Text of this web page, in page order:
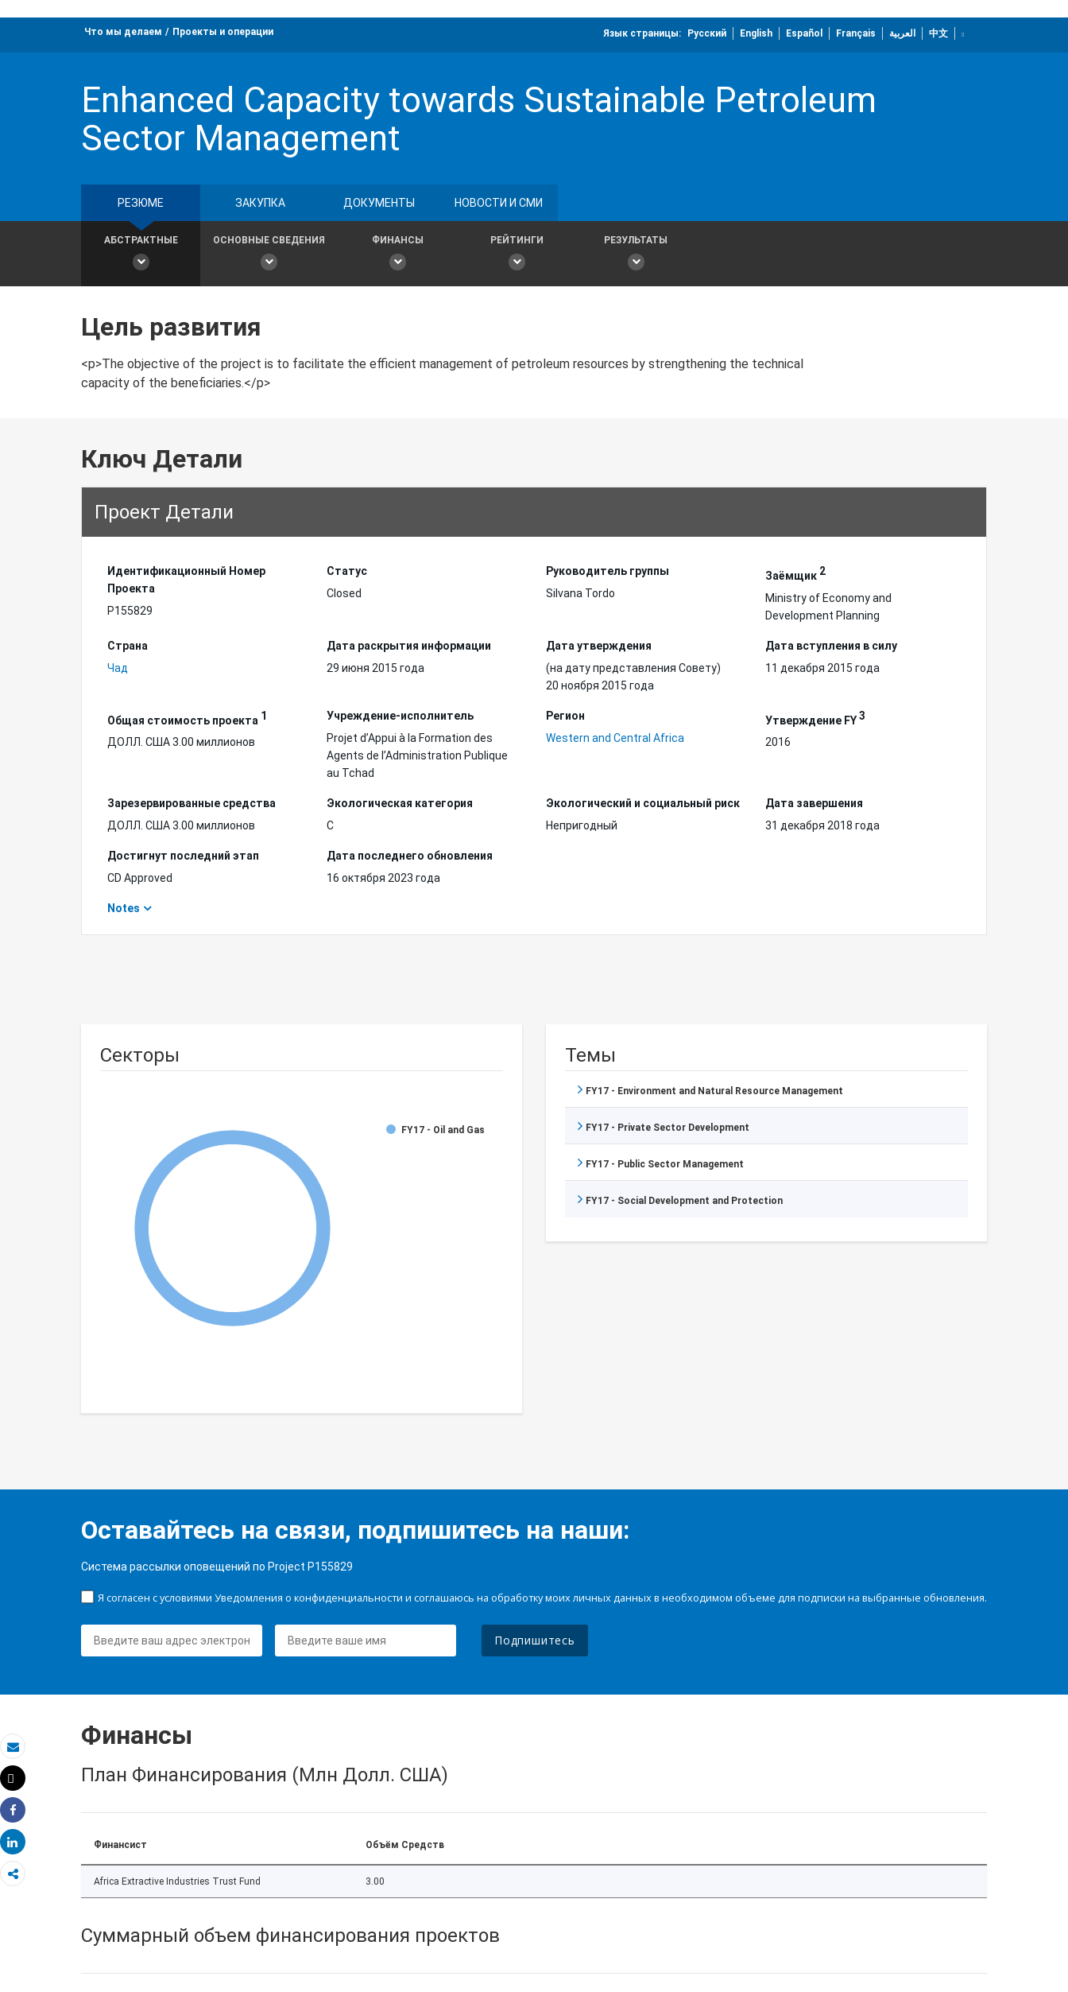
Электронная почта
Распечатать
Tweet
Share
Share
Что мы делаем Проекты и операции Язык страницы: Русский English Español Français العربية 中文
Enhanced Capacity towards Sustainable Petroleum
Sector Management
РЕЗЮМЕ ЗАКУПКА ДОКУМЕНТЫ НОВОСТИ И СМИ
АБСТРАКТНЫЕ ОСНОВНЫЕ СВЕДЕНИЯ ФИНАНСЫ РЕЙТИНГИ РЕЗУЛЬТАТЫ
Цель развития
<p>The objective of the project is to facilitate the efficient management of petroleum resources by strengthening the technical
capacity of the beneficiaries.</p>
Ключ Детали
Проект Детали
Идентификационный Hомер
Проекта
P155829
Статус
Closed
Руководитель группы
Silvana Tordo
Заёмщик 2
Ministry of Economy and
Development Planning
Страна
Чад
Дата раскрытия информации
29 июня 2015 года
Дата утверждения
(на дату представления Совету)
20 ноября 2015 года
Дата вступления в силу
11 декабря 2015 года
Общая стоимость проекта 1
ДОЛЛ. США 3.00 миллионов
Учреждение-исполнитель
Projet d’Appui à la Formation des
Agents de l’Administration Publique
au Tchad
Регион
Western and Central Africa
Утверждение FY3
2016
Зарезервированные средства
ДОЛЛ. США 3.00 миллионов
Экологическая категория
C
Экологический и социальный риск
Непригодный
Дата завершения
31 декабря 2018 года
Достигнут последний этап
CD Approved
Дата последнего обновления
16 октября 2023 года
Notes
Секторы
FY17 - Oil and Gas
Темы
FY17 - Environment and Natural Resource Management
FY17 - Private Sector Development
FY17 - Public Sector Management
FY17 - Social Development and Protection
Оставайтесь на связи, подпишитесь на наши:
Система рассылки оповещений по Project P155829
Я согласен с условиями Уведомления о конфиденциальности и соглашаюсь на обработку моих личных данных в необходимом объеме для подписки на выбранные обновления.
Подпишитесь
Финансы
План Финансирования (Млн Долл. США)
Финансист Объём Средств
Africa Extractive Industries Trust Fund 3.00
Суммарный объем финансирования проектов